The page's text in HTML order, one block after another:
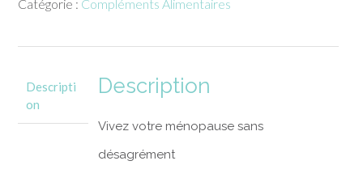
gélules
Catégorie : Compléments Alimentaires
Descripti
on
Description
Vivez votre ménopause sans
désagrément